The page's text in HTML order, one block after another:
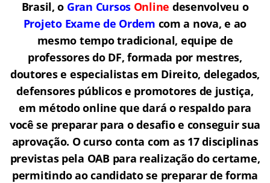
Brasil, o Gran Cursos Online desenvolveu o
Projeto Exame de Ordem com a nova, e ao
mesmo tempo tradicional, equipe de
professores do DF, formada por mestres,
doutores e especialistas em Direito, delegados,
defensores públicos e promotores de justiça,
em método online que dará o respaldo para
você se preparar para o desafio e conseguir sua
aprovação. O curso conta com as 17 disciplinas
previstas pela OAB para realização do certame,
permitindo ao candidato se preparar de forma